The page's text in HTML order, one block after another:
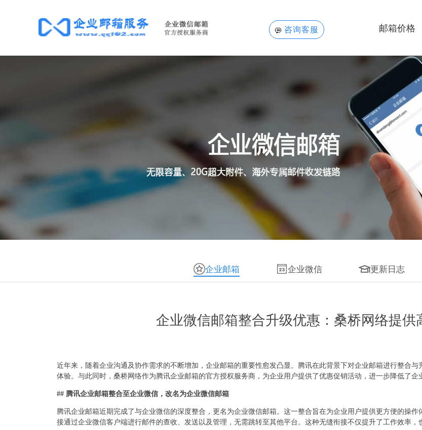
咨询客服 邮箱价格
企业邮箱 企业微信 更新日志
企业微信邮箱整合升级优惠：桑桥网络提供
近年来，随着企业沟通及协作需求的不断增加，企业邮箱的重要性愈发凸显。腾讯在此背景下对企业邮箱进行整合
体验。与此同时，桑桥网络作为腾讯企业邮箱的官方授权服务商，为企业用户提供了优惠促销活动，进一步降低了企
## 腾讯企业邮箱整合至企业微信，改名为企业微信邮箱
腾讯企业邮箱近期完成了与企业微信的深度整合，更名为企业微信邮箱。这一整合旨在为企业用户提供更方便的操
接通过企业微信客户端进行邮件的查收、发送以及管理，无需跳转至其他平台。这种无缝衔接不仅提升了工作效率，